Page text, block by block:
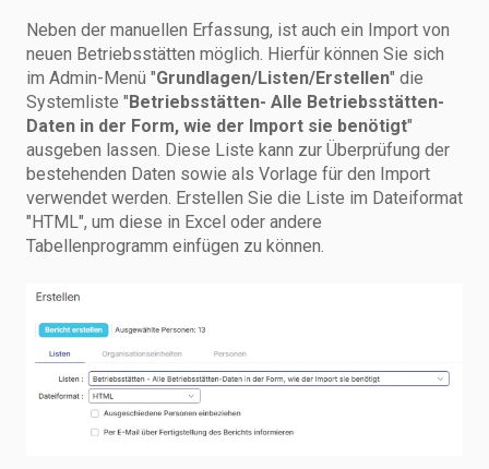
Neben der manuellen Erfassung, ist auch ein Import von
neuen Betriebsstätten möglich. Hierfür können Sie sich
im Admin-Menü "Grundlagen/Listen/Erstellen" die
Systemliste "Betriebsstätten- Alle Betriebsstätten-
Daten in der Form, wie der Import sie benötigt"
ausgeben lassen. Diese Liste kann zur Überprüfung der
bestehenden Daten sowie als Vorlage für den Import
verwendet werden. Erstellen Sie die Liste im Dateiformat
"HTML", um diese in Excel oder andere
Tabellenprogramm einfügen zu können.